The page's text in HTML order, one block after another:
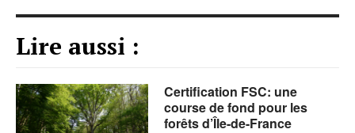
Lire aussi :
Certification FSC: une
course de fond pour les
forêts d’Île-de-France